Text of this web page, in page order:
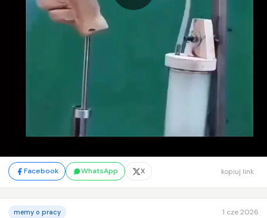
Facebook WhatsApp X kopiuj link
memy o pracy 1 cze 2026